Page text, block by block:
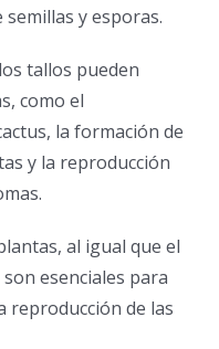
y esporas.
tallos pueden
como el
la formación de
y la reproducción
al igual que el
son esenciales para
reproducción de las